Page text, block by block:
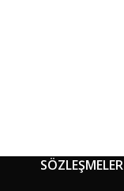
SÖZLEŞMELER